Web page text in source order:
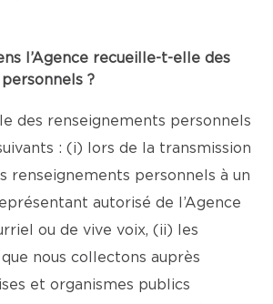
l’Agence recueille-t-elle des
?
des renseignements personnels
: (i) lors de la transmission
renseignements personnels à un
autorisé de l’Agence
ou de vive voix, (ii) les
nous collectons auprès
et organismes publics